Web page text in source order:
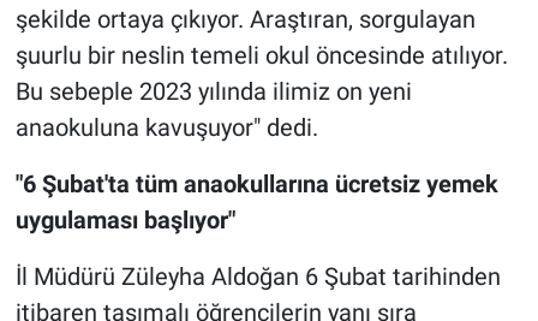
şekilde ortaya çıkıyor. Araştıran, sorgulayan
şuurlu bir neslin temeli okul öncesinde atılıyor.
Bu sebeple 2023 yılında ilimiz on yeni
anaokuluna kavuşuyor" dedi.
"6 Şubat'ta tüm anaokullarına ücretsiz yemek
uygulaması başlıyor"
İl Müdürü Züleyha Aldoğan 6 Şubat tarihinden
itibaren taşımalı öğrencilerin yanı sıra